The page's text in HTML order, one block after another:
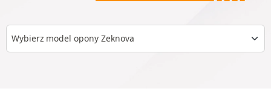
Wybierz model opony Zeknova